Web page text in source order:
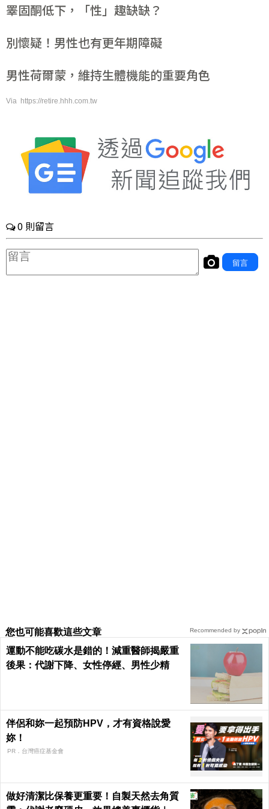
睪固酮低下，「性」趣缺缺？
別懷疑！男性也有更年期障礙
男性荷爾蒙，維持生體機能的重要角色
Via https://retire.hhh.com.tw
您也可能喜歡這些文章
運動不能吃碳水是錯的！減重醫師揭嚴重
後果：代謝下降、女性停經、男性少精
伴侶和妳一起預防HPV，才有資格說愛
妳！
PR．台灣癌症基金會
做好清潔比保養更重要！自製天然去角質
Recommended by